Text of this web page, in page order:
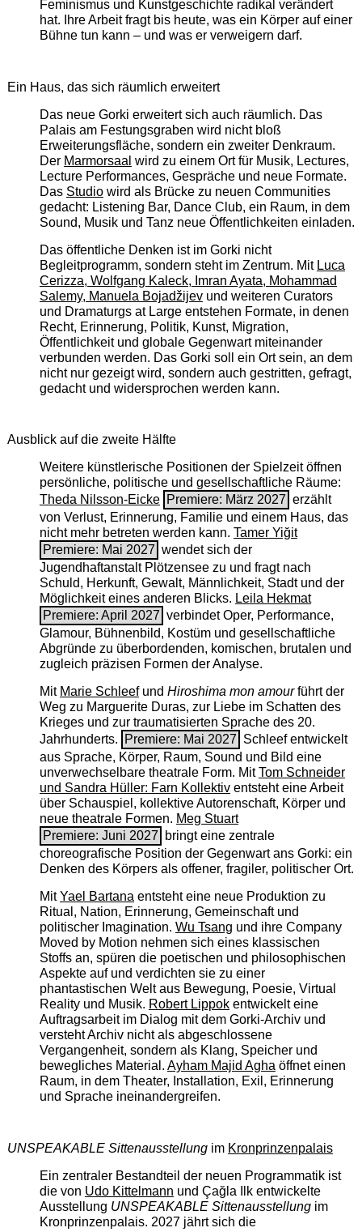
Feminismus und Kunstgeschichte radikal verändert
hat. Ihre Arbeit fragt bis heute, was ein Körper auf einer
Bühne tun kann – und was er verweigern darf.
Ein Haus, das sich räumlich erweitert
Das neue Gorki erweitert sich auch räumlich. Das
Palais am Festungsgraben wird nicht bloß
Erweiterungsfläche, sondern ein zweiter Denkraum.
Der Marmorsaal wird zu einem Ort für Musik, Lectures,
Lecture Performances, Gespräche und neue Formate.
Das Studiowird als Brücke zu neuen Communities
gedacht: Listening Bar, Dance Club, ein Raum, in dem
Sound, Musik und Tanz neue Öffentlichkeiten einladen.
Das öffentliche Denken ist im Gorki nicht
Begleitprogramm, sondern steht im Zentrum. Mit Luca
Cerizza, Wolfgang Kaleck, Imran Ayata, Mohammad
Salemy, Manuela Bojadžijevund weiteren Curators
und Dramaturgs at Large entstehen Formate, in denen
Recht, Erinnerung, Politik, Kunst, Migration,
Öffentlichkeit und globale Gegenwart miteinander
verbunden werden. Das Gorki soll ein Ort sein, an dem
nicht nur gezeigt wird, sondern auch gestritten, gefragt,
gedacht und widersprochen werden kann.
Ausblick auf die zweite Hälfte
Weitere künstlerische Positionen der Spielzeit öffnen
persönliche, politische und gesellschaftliche Räume:
Theda Nilsson-Eicke Premiere: März 2027 erzählt
von Verlust, Erinnerung, Familie und einem Haus, das
nicht mehr betreten werden kann. Tamer Yiğit
Premiere: Mai 2027 wendet sich der
Jugendhaftanstalt Plötzensee zu und fragt nach
Schuld, Herkunft, Gewalt, Männlichkeit, Stadt und der
Möglichkeit eines anderen Blicks. Leila Hekmat
Premiere: April 2027 verbindet Oper, Performance,
Glamour, Bühnenbild, Kostüm und gesellschaftliche
Abgründe zu überbordenden, komischen, brutalen und
zugleich präzisen Formen der Analyse.
Mit Marie Schleefund Hiroshima mon amourführt der
Weg zu Marguerite Duras, zur Liebe im Schatten des
Krieges und zur traumatisierten Sprache des 20.
Jahrhunderts.
Premiere: Mai 2027 Schleef entwickelt
aus Sprache, Körper, Raum, Sound und Bild eine
unverwechselbare theatrale Form. MitTom Schneider
und Sandra Hüller: Farn Kollektiventsteht eine Arbeit
über Schauspiel, kollektive Autorenschaft, Körper und
neue theatrale Formen. Meg Stuart
Premiere: Juni 2027
bringt eine zentrale
choreografische Position der Gegenwart ans Gorki: ein
Denken des Körpers als offener, fragiler, politischer Ort.
MitYael Bartanaentsteht eine neue Produktion zu
Ritual, Nation, Erinnerung, Gemeinschaft und
politischer Imagination. Wu Tsang und ihre Company
Moved by Motion nehmen sich eines klassischen
Stoffs an, spüren die poetischen und philosophischen
Aspekte auf und verdichten sie zu einer
phantastischen Welt aus Bewegung, Poesie, Virtual
Reality und Musik. Robert Lippokentwickelt eine
Auftragsarbeit im Dialog mit dem Gorki-Archiv und
versteht Archiv nicht als abgeschlossene
Vergangenheit, sondern als Klang, Speicher und
bewegliches Material. Ayham Majid Aghaöffnet einen
Raum, in dem Theater, Installation, Exil, Erinnerung
und Sprache ineinandergreifen.
UNSPEAKABLE Sittenausstellungim Kronprinzenpalais
Ein zentraler Bestandteil der neuen Programmatik ist
die von Udo Kittelmann und Çağla Ilk entwickelte
Ausstellung UNSPEAKABLE Sittenausstellungim
Kronprinzenpalais. 2027 jährt sich die